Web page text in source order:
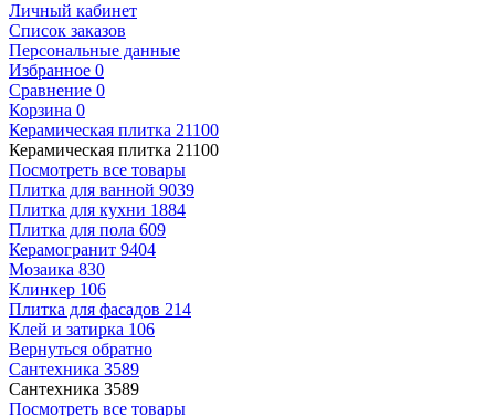
Личный кабинет
Список заказов
Персональные данные
Избранное 0
Сравнение 0
Корзина 0
Керамическая плитка 21100
Керамическая плитка 21100
Посмотреть все товары
Плитка для ванной 9039
Плитка для кухни 1884
Плитка для пола 609
Керамогранит 9404
Мозаика 830
Клинкер 106
Плитка для фасадов 214
Клей и затирка 106
Вернуться обратно
Сантехника 3589
Сантехника 3589
Посмотреть все товары